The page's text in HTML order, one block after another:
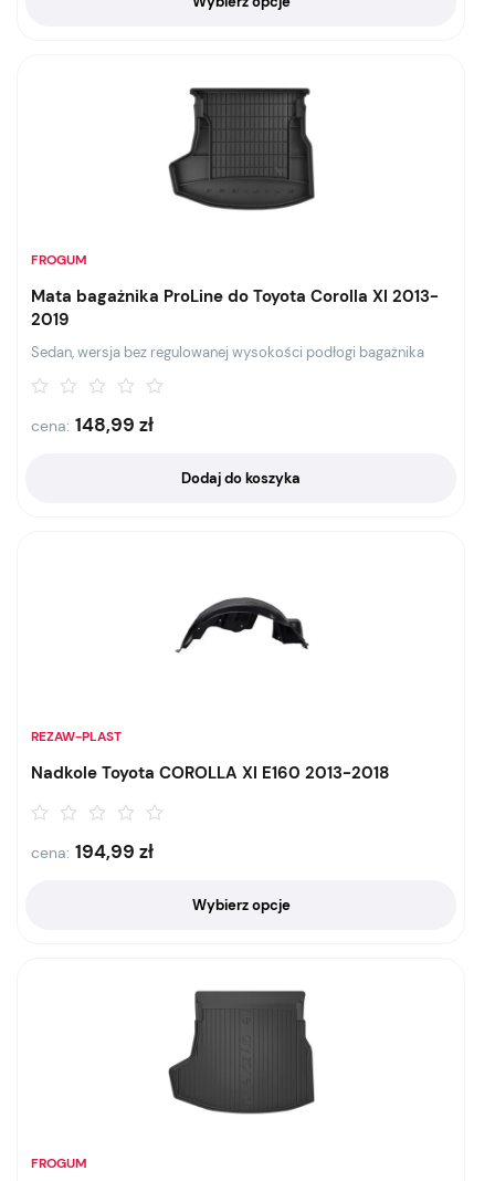
FROGUM
Mata bagażnika ProLine do Toyota Corolla XI 2013-
2019
Sedan, wersja bez regulowanej wysokości podłogi bagażnika
cena: 148,99 zł
Dodaj do koszyka
REZAW-PLAST
Nadkole Toyota COROLLA XI E160 2013-2018
cena: 194,99 zł
Wybierz opcje
FROGUM